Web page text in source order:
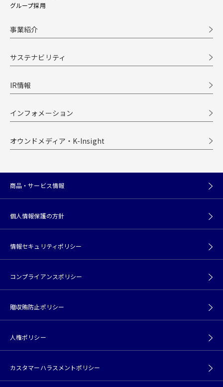
グループ採用
事業紹介
サステナビリティ
IR情報
インフォメーション
オウンドメディア・K-Insight
商品・サービス情報
個人情報保護の方針
情報セキュリティポリシー
コンプライアンスポリシー
贈収賄防止ポリシー
人権ポリシー
カスタマーハラスメントポリシー